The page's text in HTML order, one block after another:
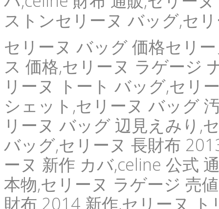
ストンセリーヌ バッグ,セ
セリーヌ バッグ 価格セリ
ス 価格,セリーヌ ラゲージ
リーヌ トート バッグ,セリ
シェット,セリーヌ バッグ
リーヌ バッグ 辺見えみり,
バッグ,セリーヌ 長財布
ーヌ 新作 カバ,celine 公式
本物,セリーヌ ラゲージ 売
財布 2014 新作,セリーヌ